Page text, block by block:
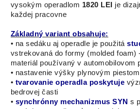
vysokým operadlom 1820 LEI je
každej pracovne
Základný variant obsahuje:
• na sedáku aj operadle je použitá
vstrekovaná do formy (molded foam)
materiál používaný v automobilovom
• nastavenie výšky plynovým piestom
• tvarovanie operadla poskytuje
bedrovej časti
• synchrónny mechanizmus SYN s